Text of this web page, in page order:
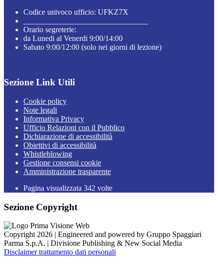
Codice univoco ufficio: UFKZ7X
Orario segreterie:
da Lunedi al Venerdi 9:00/14:00
Sabato 9:00/12:00 (solo nei giorni di lezione)
Sezione Link Utili
Cookie policy
Note legali
Informativa Privacy
Ufficio Relazioni con il Pubblico
Dichiarazione di accessibilità
Obiettivi di accessibilità
Whistleblowing
Gestione consensi cookie
Amministrazione trasparente
Pagina visualizzata 342 volte
Sezione Copyright
Copyright 2026 | Engineered and powered by Gruppo Spaggiari
Parma S.p.A. | Divisione Publishing & New Social Media
Disclaimer trattamento dati personali